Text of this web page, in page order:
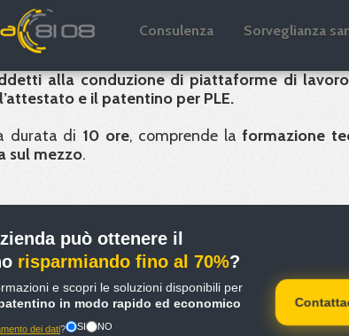
Consulenza Sorveglianza
e Patentino PLE -
alla conduzione di piattaforme di
l’attestato e il patentino per PLE.
durata di 10 ore, comprende laformazione
sul mezzo.
può ottenere il
risparmiando fino al 70%?
e scopri le soluzioni disponibili per
in modo rapido ed economico
dei dati? SI NO